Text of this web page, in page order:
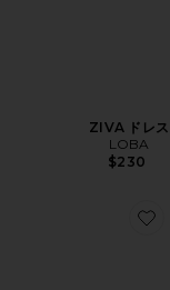
ZIVA ドレス
LOBA
$230